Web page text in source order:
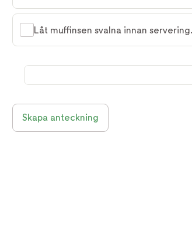
Låt muffinsen svalna innan servering.
Skapa anteckning